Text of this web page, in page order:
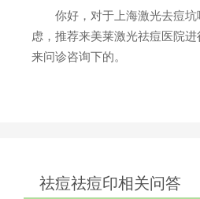
你好，对于上海激光去痘坑
虑，推荐来美莱激光祛痘医院
来问诊咨询下的。
祛痘祛痘印相关问答